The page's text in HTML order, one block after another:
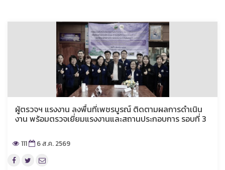
ผู้ตรวจฯ แรงงาน ลงพื้นที่เพชรบูรณ์ ติดตามผลการดำเนิน
งาน พร้อมตรวจเยี่ยมแรงงานและสถานประกอบการ รอบที่ 3
111 6 ส.ค. 2569